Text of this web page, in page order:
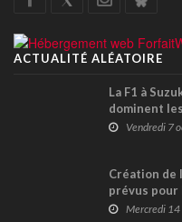
ACTUALITÉ ALÉATOIRE
La F1 à
dominent
14ème puis
Vendredi 7
Création de
prévus pour
Mercredi